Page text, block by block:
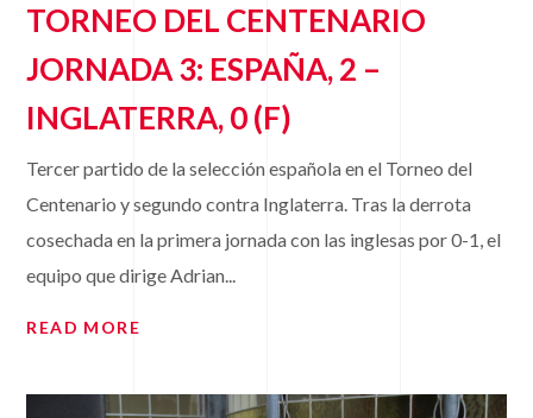
TORNEO DEL CENTENARIO
JORNADA 3: ESPAÑA, 2 –
INGLATERRA, 0 (F)
Tercer partido de la selección española en el Torneo del
Centenario y segundo contra Inglaterra. Tras la derrota
cosechada en la primera jornada con las inglesas por 0-1, el
equipo que dirige Adrian...
READ MORE